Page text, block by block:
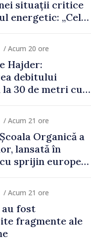
situații critice
energetic: „Cel
nici curent
/ Acum 20 ore
Hajder:
debitului
30 de metri cubi
naturală”
/ Acum 21 ore
Organică a
lansată în
sprijin european
durabile
/ Acum 21 ore
au fost
fragmente ale